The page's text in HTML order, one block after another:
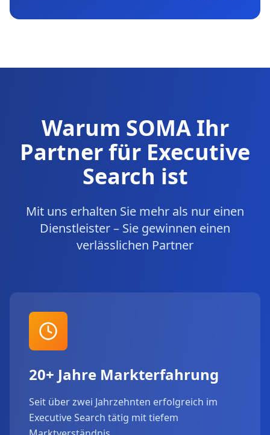
Warum SOMA Ihr
Partner für Executive
Search ist
Mit uns erhalten Sie mehr als nur einen
Dienstleister – Sie gewinnen einen
verlässlichen Partner
20+ Jahre Markterfahrung
Seit über zwei Jahrzehnten erfolgreich im
Executive Search tätig mit tiefem